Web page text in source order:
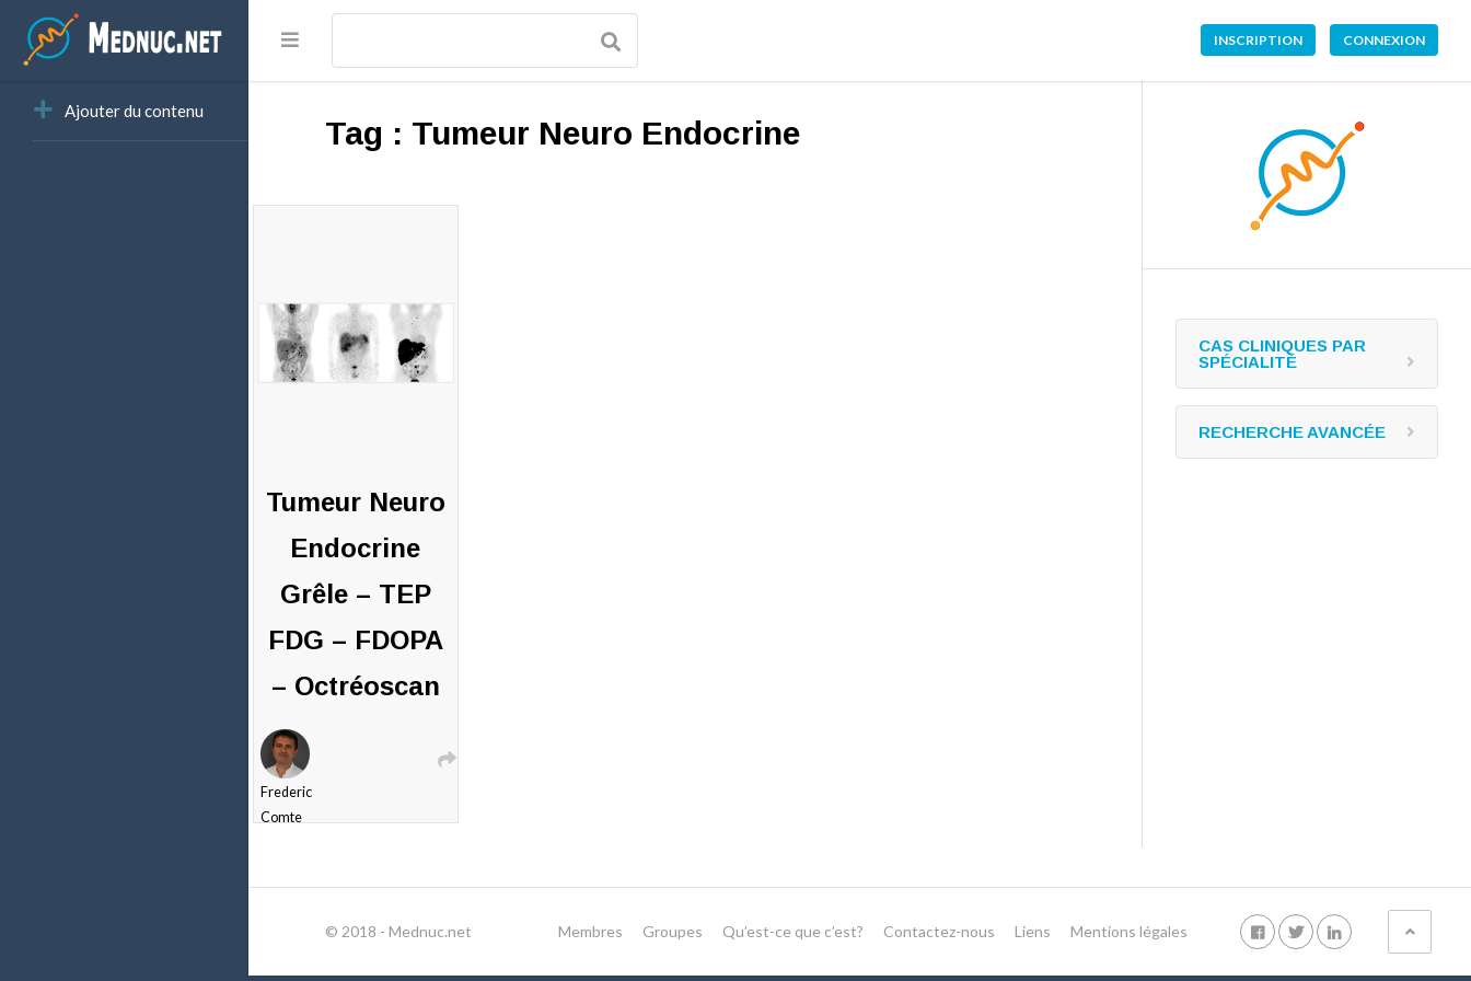
INSCRIPTION CONNEXION
Ajouter du contenu
Tag : Tumeur Neuro Endocrine
Tumeur Neuro
Endocrine
Grêle – TEP
FDG – FDOPA
– Octréoscan
Frederic
Comte
commentaires
CAS CLINIQUES PAR
SPÉCIALITÉ
RECHERCHE AVANCÉE
© 2018 - Mednuc.net Membres Groupes Qu’est-ce que c’est? Contactez-nous Liens Mentions légales